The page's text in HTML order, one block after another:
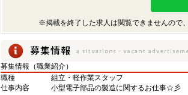
※掲載を終了した求人は閲覧できませんので
募集情報（職業紹介）
職種
組立・軽作業スタッフ
仕事内容
小型電子部品の製造に関するお仕事☆彡